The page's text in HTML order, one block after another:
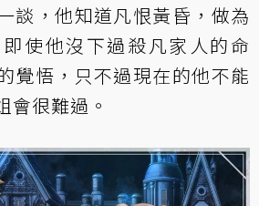
談，他知道凡恨黃昏，做為
使他沒下過殺凡家人的命
覺悟，只不過現在的他不能
會很難過。